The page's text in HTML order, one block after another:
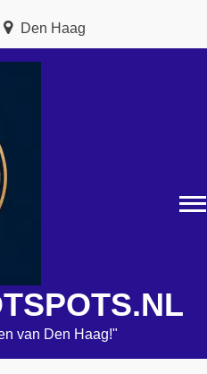
Den Haag
van Den Haag!"